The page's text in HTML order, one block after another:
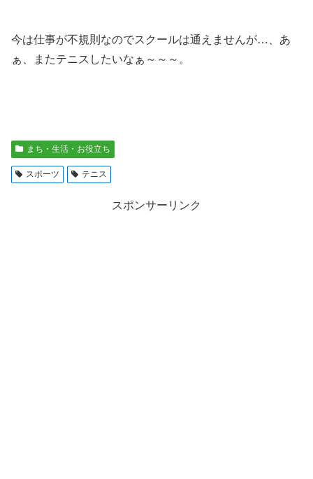
今は仕事が不規則なのでスクールは通えませんが…、あ
ぁ、またテニスしたいなぁ～～～。
まち・生活・お役立ち
スポーツ テニス
スポンサーリンク